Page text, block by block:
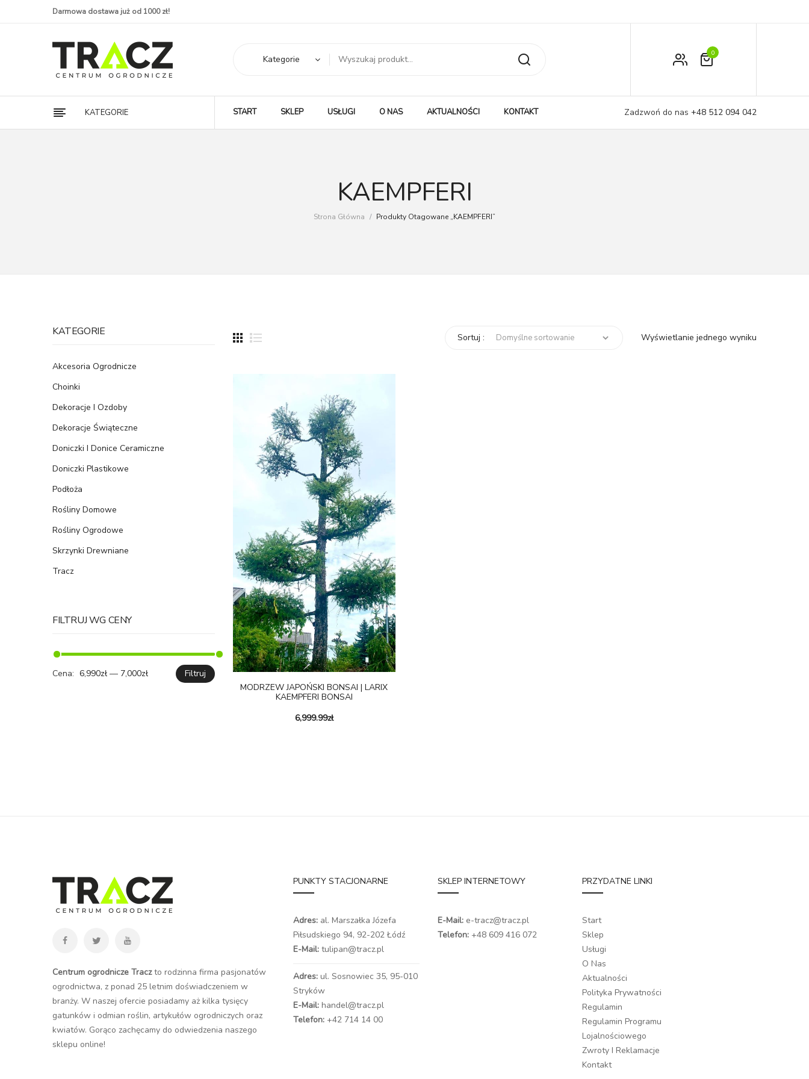
Darmowa dostawa już od 1000 zł!
Moje konto
0
Kategorie
KATEGORIE START SKLEP USŁUGI O NAS AKTUALNOŚCI KONTAKT Zadzwoń do nas +48 512 094 042
KAEMPFERI
Strona Główna / Produkty Otagowane „KAEMPFERI”
KATEGORIE
Akcesoria Ogrodnicze
Choinki
Dekoracje I Ozdoby
Dekoracje Świąteczne
Doniczki I Donice Ceramiczne
Doniczki Plastikowe
Podłoża
Rośliny Domowe
Rośliny Ogrodowe
Skrzynki Drewniane
Tracz
FILTRUJ WG CENY
Cena
Cena
Filtruj
Cena: 6,990zł — 7,000zł
Wyświetlanie jednego wyniku
Sortuj :
MODRZEW JAPOŃSKI BONSAI | LARIX
KAEMPFERI BONSAI
6,999.99zł
Centrum ogrodnicze Traczto rodzinna firma pasjonatów
ogrodnictwa, z ponad 25 letnim doświadczeniem w
branży. W naszej ofercie posiadamy aż kilka tysięcy
gatunków i odmian roślin, artykułów ogrodniczych oraz
kwiatów. Gorąco zachęcamy do odwiedzenia naszego
sklepu online!
PUNKTY STACJONARNE
Adres: al. Marszałka Józefa
Piłsudskiego 94, 92-202 Łódź
E-Mail: tulipan@tracz.pl
Adres: ul. Sosnowiec 35, 95-010
Stryków
E-Mail: handel@tracz.pl
Telefon: +42 714 14 00
SKLEP INTERNETOWY
E-Mail: e-tracz@tracz.pl
Telefon: +48 609 416 072
PRZYDATNE LINKI
Start
Sklep
Usługi
O Nas
Aktualności
Polityka Prywatności
Regulamin
Regulamin Programu
Lojalnościowego
Zwroty I Reklamacje
Kontakt